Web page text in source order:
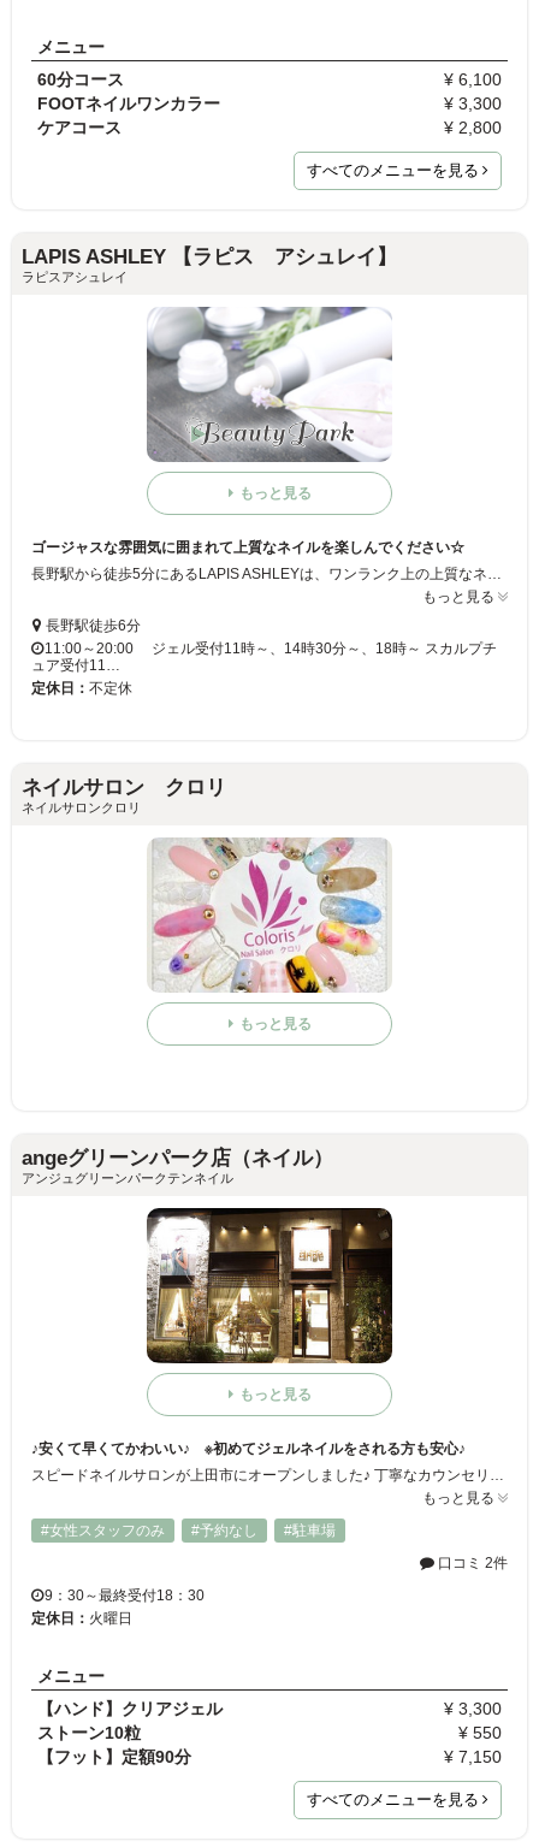
メニュー
60分コース
¥ 6,100
FOOTネイルワンカラー
¥ 3,300
ケアコース
¥ 2,800
すべてのメニューを見る
LAPIS ASHLEY 【ラピス アシュレイ】
ラピスアシュレイ
もっと見る
ゴージャスな雰囲気に囲まれて上質なネイルを楽しんでください☆
長野駅から徒歩5分にあるLAPIS ASHLEYは、ワンランク上の上質なネイルを楽しみたい方にオススメ☆カラーは約500種、ラメは約400種という豊富な品揃えでアナタだけの特別なネイルをご提供します♪ネイルスクールも併設しておりますので興味のある方は是非お越しください♪
もっと見る
長野駅徒歩6分
11:00～20:00 ジェル受付11時～、14時30分～、18時～ スカルプチ
ュア受付11…
定休日： 不定休
ネイルサロン クロリ
ネイルサロンクロリ
もっと見る
angeグリーンパーク店（ネイル）
アンジュグリーンパークテンネイル
もっと見る
♪安くて早くてかわいい♪ ※初めてジェルネイルをされる方も安心♪
スピードネイルサロンが上田市にオープンしました♪ 丁寧なカウンセリングで美しい仕上がりと通常サロンの５０％以下の価格設定なので誰でも気軽にそして美しいお爪を再現する事が出来ます。 ☆初めての方でも分かりやすいオーダーシステムだから安心です♪♪
もっと見る
#女性スタッフのみ
#予約なし
#駐車場
口コミ 2件
9：30～最終受付18：30
定休日： 火曜日
メニュー
【ハンド】クリアジェル
¥ 3,300
ストーン10粒
¥ 550
【フット】定額90分
¥ 7,150
すべてのメニューを見る